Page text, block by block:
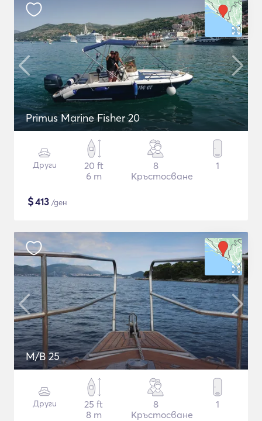
Primus Marine Fisher 20
Други
20 ft
6 m
8
Кръстосване
1
$413 /ден
M/B 25
Други
25 ft
8 m
8
Кръстосване
1